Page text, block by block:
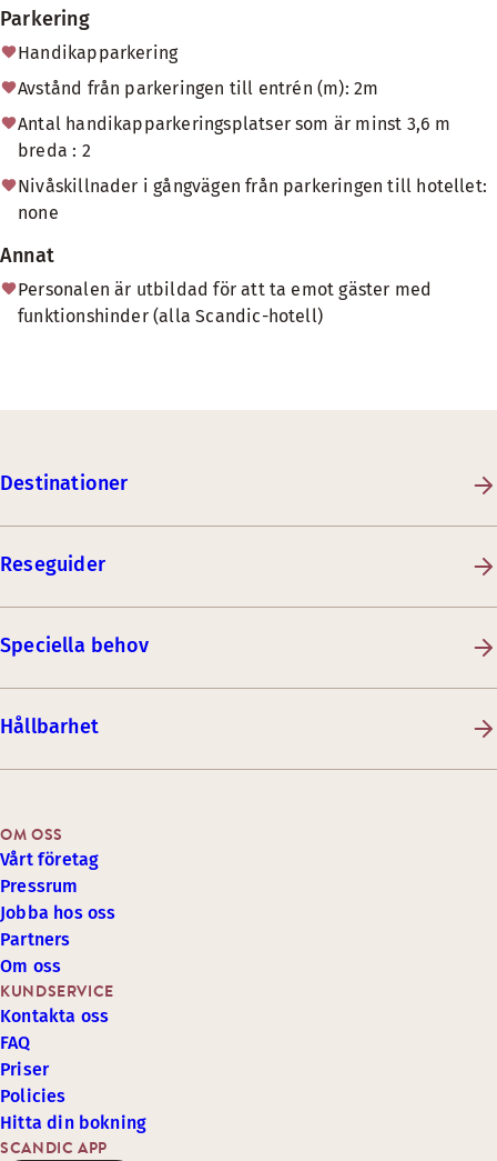
Parkering
Handikapparkering
Avstånd från parkeringen till entrén (m): 2m
Antal handikapparkeringsplatser som är minst 3,6 m
breda : 2
Nivåskillnader i gångvägen från parkeringen till hotellet:
none
Annat
Personalen är utbildad för att ta emot gäster med
funktionshinder (alla Scandic-hotell)
Destinationer
Reseguider
Speciella behov
Hållbarhet
SCANDIC APP
KUNDSERVICE
Kontakta oss
FAQ
Priser
Policies
Hitta din bokning
OM OSS
Vårt företag
Pressrum
Jobba hos oss
Partners
Om oss